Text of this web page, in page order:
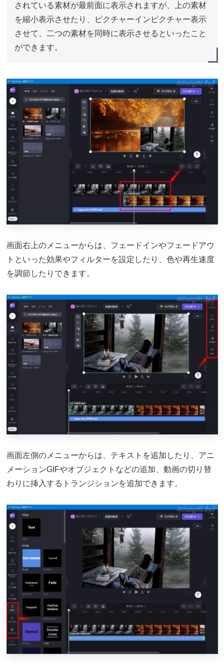
されている素材が最前面に表示されますが、上の素材
を縮小表示させたり、ピクチャーインピクチャー表示
させて、二つの素材を同時に表示させるといったこと
ができます。
画面右上のメニューからは、フェードインやフェードアウ
トといった効果やフィルターを設定したり、色や再生速度
を調節したりできます。
画面左側のメニューからは、テキストを追加したり、アニ
メーションGIFやオブジェクトなどの追加、動画の切り替
わりに挿入するトランジションを追加できます。